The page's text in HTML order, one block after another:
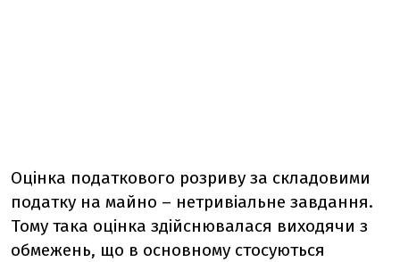
Оцінка податкового розриву за складовими
податку на майно – нетривіальне завдання.
Тому така оцінка здійснювалася виходячи з
обмежень, що в основному стосуються